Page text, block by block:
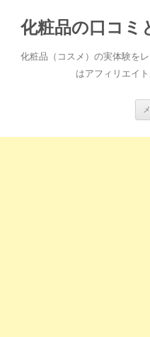
化粧品の口コミ
化粧品（コスメ）の実体験を
はアフィリエイ